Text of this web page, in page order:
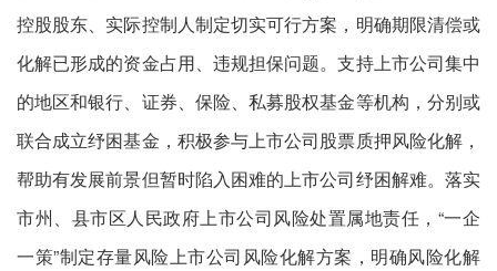
控股股东、实际控制人制定切实可行方案，明确期限清偿或
化解已形成的资金占用、违规担保问题。支持上市公司集中
的地区和银行、证券、保险、私募股权基金等机构，分别或
联合成立纾困基金，积极参与上市公司股票质押风险化解，
帮助有发展前景但暂时陷入困难的上市公司纾困解难。落实
市州、县市区人民政府上市公司风险处置属地责任，“一企
一策”制定存量风险上市公司风险化解方案，明确风险化解